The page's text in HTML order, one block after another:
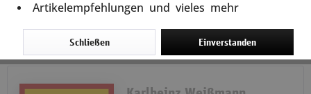
Artikelempfehlungen und vieles mehr
Einverstanden
Schließen